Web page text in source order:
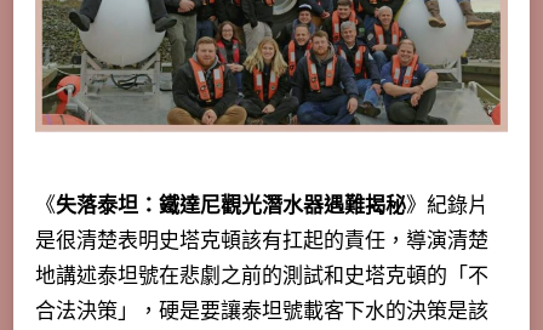
《失落泰坦：鐵達尼觀光潛水器遇難揭秘》紀錄片
是很清楚表明史塔克頓該有扛起的責任，導演清楚
地講述泰坦號在悲劇之前的測試和史塔克頓的「不
合法決策」，硬是要讓泰坦號載客下水的決策是該